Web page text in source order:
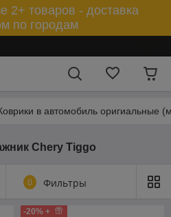
2+ товаров - доставка
по городам
в автомобиль оригиальные
Chery Tiggo
0 Фильтры
-20% +